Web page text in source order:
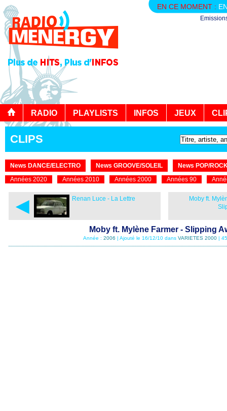
EN CE MOMENT :
RADIO PLAYLISTS INFOS JEUX
CLIPS
News DANCE/ELECTRO News GROOVE/SOLEIL
News POP/
Années 2020
Années 2010 Années 2000 Années 90
◄ Renan Luce - La Lettre
Moby ft.
Moby ft. Mylène Farmer - Slipping
Année : 2006 | Ajouté le 16/12/10 dans VARIETES 2000|